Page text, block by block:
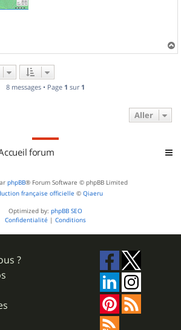
a
8 messages • Page 1 sur 1
Aller
forum
phpBB® Forum Software © phpBB Limited
française officielle © Qiaeru
Optimized by: phpBB SEO
Confidentialité | Conditions
?